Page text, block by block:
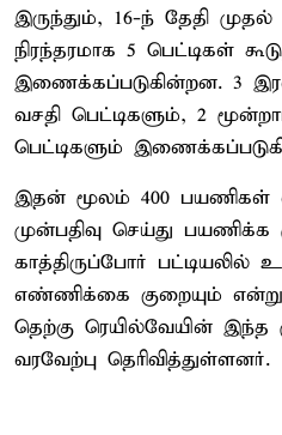
இருந்தும், 16-ந் தேதி முதல்
நிரந்தரமாக 5 பெட்டிகள்
இணைக்கப்படுகின்றன. 3
வசதி பெட்டிகளும், 2
பெட்டிகளும்
இதன் மூலம் 400 பயணிகள்
முன்பதிவு செய்து பயணிக்க
காத்திருப்போர்
எண்ணிக்கை குறையும் என்று
தெற்கு ரெயில்வேயின் இந்த
வரவேற்பு தெரிவித்துள்ளனர்.